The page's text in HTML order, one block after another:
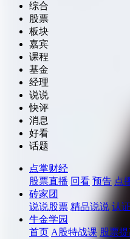
综合
股票
板块
嘉宾
课程
基金
经理
说说
快评
消息
好看
话题
点掌财经
股票直播 回看 预告 点
砖家团
说说股票 精品说说 认
牛金学园
首页 A股特战课 股票